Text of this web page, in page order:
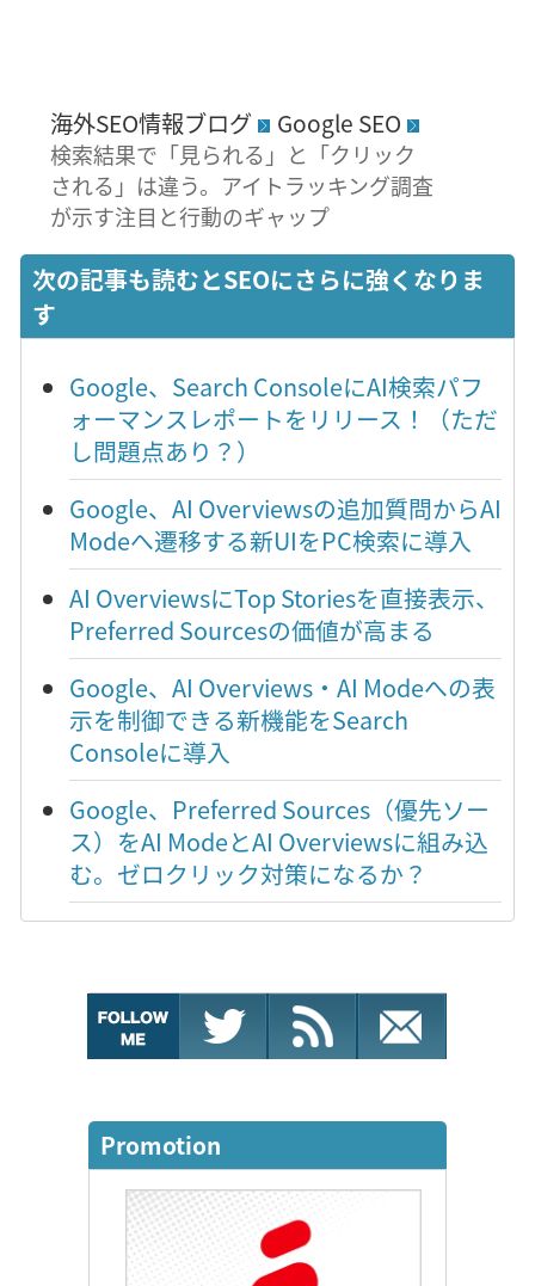
海外SEO情報ブログ Google SEO
検索結果で「見られる」と「クリック
される」は違う。アイトラッキング調査
が示す注目と行動のギャップ
次の記事も読むとSEOにさらに強くなりま
す
Google、Search ConsoleにAI検索パフ
ォーマンスレポートをリリース！（ただ
し問題点あり？）
Google、AI Overviewsの追加質問からAI
Modeへ遷移する新UIをPC検索に導入
AI OverviewsにTop Storiesを直接表示、
Preferred Sourcesの価値が高まる
Google、AI Overviews・AI Modeへの表
示を制御できる新機能をSearch
Consoleに導入
Google、Preferred Sources（優先ソー
ス）をAI ModeとAI Overviewsに組み込
む。ゼロクリック対策になるか？
Promotion